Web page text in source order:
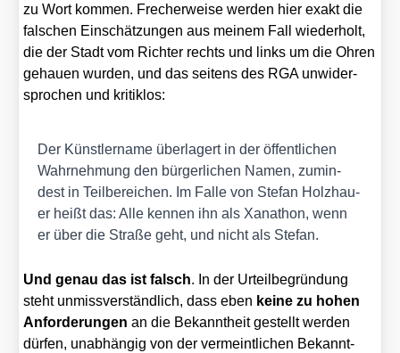
zu Wort kom­men. Fre­cher­wei­se wer­den hier exakt die
fal­schen Ein­schät­zun­gen aus mei­nem Fall wie­der­holt,
die der Stadt vom Rich­ter rechts und links um die Ohren
gehau­en wur­den, und das sei­tens des RGA unwi­der­
spro­chen und kri­tik­los:
Der Künst­ler­na­me über­la­gert in der öffent­li­chen
Wahr­neh­mung den bür­ger­li­chen Namen, zumin­
dest in Teil­be­rei­chen. Im Fal­le von Ste­fan Holz­hau­
er heißt das: Alle ken­nen ihn als Xan­athon, wenn
er über die Stra­ße geht, und nicht als Ste­fan.
Und genau das ist falsch. In der Urteil­be­grün­dung
steht unmiss­ver­ständ­lich, dass eben kei­ne zu hohen
Anfor­de­run­gen an die Bekannt­heit gestellt wer­den
dür­fen, unab­hän­gig von der ver­meint­li­chen Bekannt­